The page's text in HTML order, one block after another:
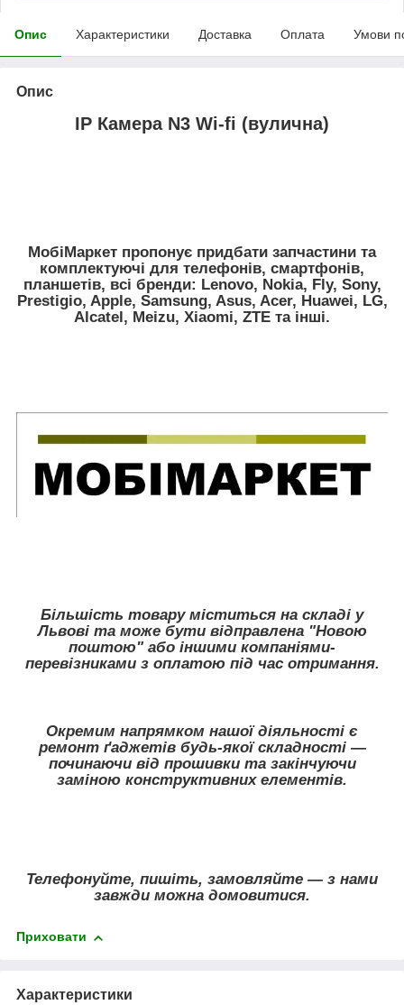
Опис Характеристики Доставка Оплата Умови
Опис
IP Камера N3 Wi-fi (вулична)
МобiМаркет пропонує придбати запчастини та
комплектуючі для телефонів, смартфонів,
планшетів, всі бренди: Lenovo, Nokia, Fly, Sony,
Prestigio, Apple, Samsung, Asus, Acer, Huawei, LG,
Alcatel, Meizu, Xiaomi, ZTE та інші.
Більшість товару міститься на складі у
Львові та може бути відправлена "Новою
поштою" або іншими компаніями-
перевізниками з оплатою під час отримання.
Окремим напрямком нашої діяльності є
ремонт ґаджетів будь-якої складності —
починаючи від прошивки та закінчуючи
заміною конструктивних елементів.
Телефонуйте, пишіть, замовляйте — з нами
завжди можна домовитися.
Приховати
Характеристики